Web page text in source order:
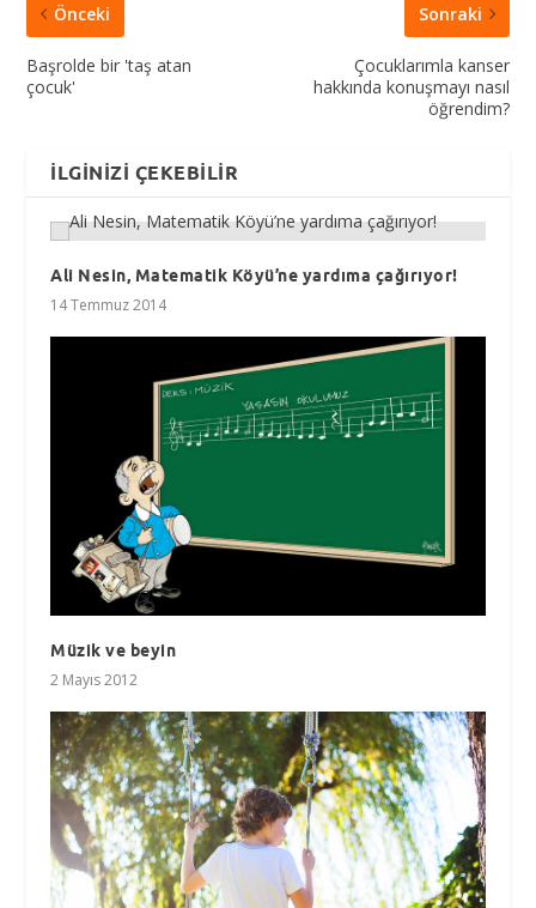
Önceki
Başrolde bir 'taş atan
çocuk'
Sonraki
Çocuklarımla kanser
hakkında konuşmayı nasıl
öğrendim?
İLGINIZI ÇEKEBILIR
Ali Nesin, Matematik Köyü’ne yardıma çağırıyor!
14 Temmuz 2014
Müzik ve beyin
2 Mayıs 2012